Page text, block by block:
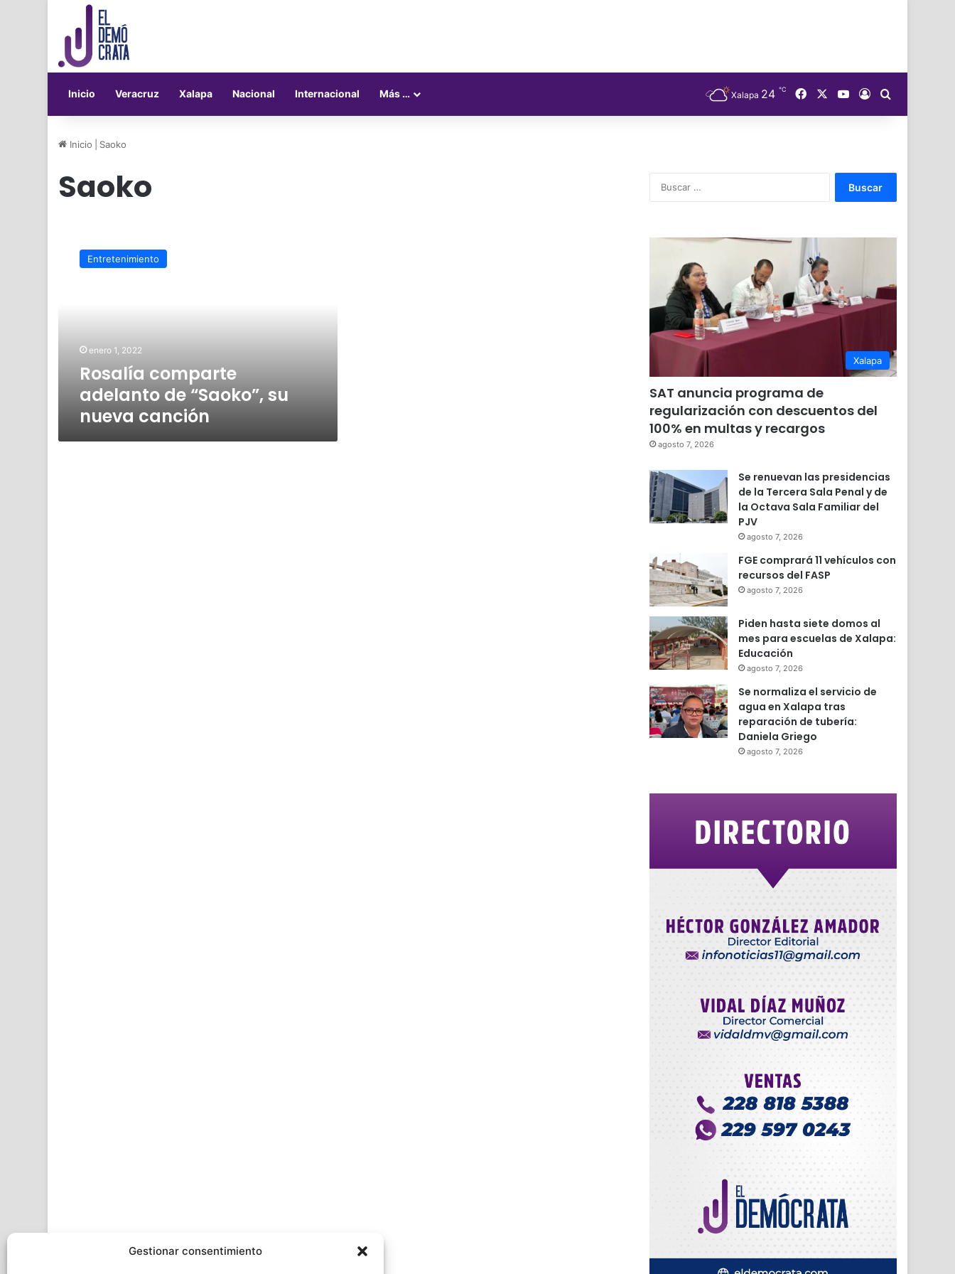
Gestionar consentimiento
Inicio Veracruz Xalapa Nacional Internacional Más … Xalapa 24 ℃ FacebookYouTube
Acceso
Inicio Saoko
Saoko
comparte
adelantoEntretenimiento
enero 1, 2022
Rosalía comparte
adelanto de “Saoko”, su
nueva canción
Xalapa
SAT anuncia programa de
regularización con descuentos del
100% en multas y recargos
agosto 7, 2026
Se renuevan las presidencias
de la Tercera Sala Penal y de
la Octava Sala Familiar del
PJV
agosto 7, 2026
FGE comprará 11 vehículos con
recursos del FASP
agosto 7, 2026
Piden hasta siete domos al
mes para escuelas de Xalapa:
Educación
agosto 7, 2026
Se normaliza el servicio de
agua en Xalapa tras
reparación de tubería:
Daniela Griego
agosto 7, 2026